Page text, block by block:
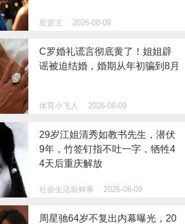
星盟主 2026-08-09
C罗婚礼谎言彻底黄了！姐姐辟
谣被迫结婚，婚期从年初骗到8月
体育小飞人 2026-08-09
29岁江姐清秀如教书先生，潜伏
9年，竹签钉指不吐一字，牺牲4
4天后重庆解放
社会生活新鲜事 2026-08-09
周星驰64岁不复出内幕曝光，20